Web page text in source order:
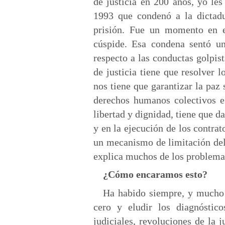
1993 que condenó a la
prisión. Fue un momento en
cúspide. Esa condena sentó
respecto a las conductas
de justicia tiene que resolver
nos tiene que garantizar la
derechos humanos colectivos
libertad y dignidad, tiene que
y en la ejecución de los
un mecanismo de limitación
explica muchos de los
¿Cómo encaramos esto?
Ha habido siempre, y
cero y eludir los
judiciales, revoluciones de la